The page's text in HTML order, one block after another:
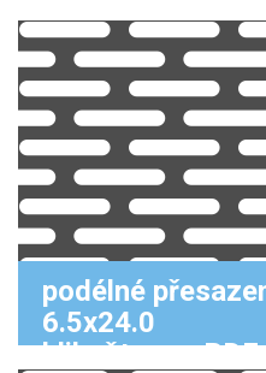
podélné
6.5x24.0
klikněte pro